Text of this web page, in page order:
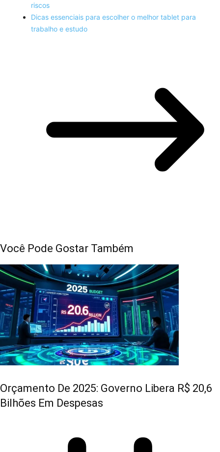
riscos
Dicas essenciais para escolher o melhor tablet para
trabalho e estudo
Você Pode Gostar Também
Orçamento De 2025: Governo Libera R$ 20,6
Bilhões Em Despesas